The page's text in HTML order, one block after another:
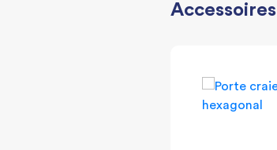
Accessoires